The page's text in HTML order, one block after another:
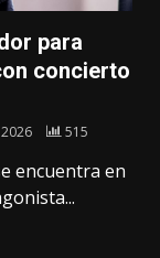
para
concierto
515
encuentra en